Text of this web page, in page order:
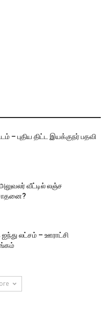
– புதிய திட்ட இயக்குநர் பதவி
வீட்டில் லஞ்ச
ஐந்து லட்சம் – ஊராட்சி